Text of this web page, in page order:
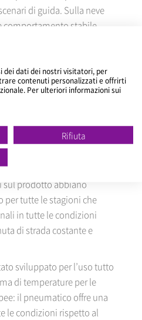
di guida. Sulla neve
comportamento stabile,
frenata. Inoltre, garantisce
ideale per la guida
un’ulteriore prova del
alla base del pneumatico
Jeff Roh, Vicepresidente
NEXEN TIRE Europe.
investimenti in ricerca e
sul prodotto abbiano
per tutte le stagioni che
in tutte le condizioni
di strada costante e
sviluppato per l’uso tutto
di temperature per le
il pneumatico offre una
le condizioni rispetto al
dei dati dei nostri visitatori, per
contenuti personalizzati e offrirti
Per ulteriori informazioni sui
Rifiuta